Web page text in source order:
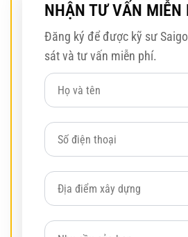
NHẬN TƯ VẤN MIỄN
Đăng ký để được kỹ sư
sát và tư vấn miễn phí.